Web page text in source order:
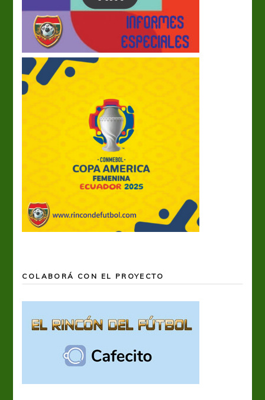
COLABORÁ CON EL PROYECTO